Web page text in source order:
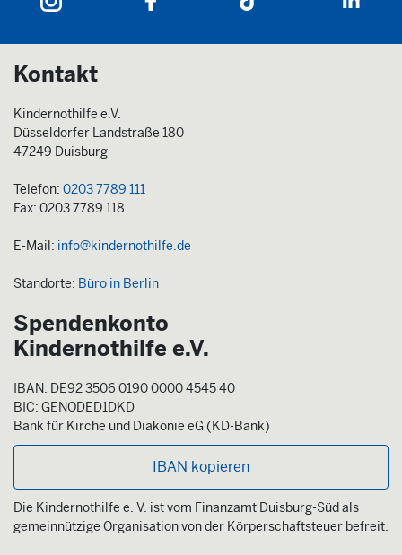
Kontakt
Kindernothilfe e.V.
Düsseldorfer Landstraße 180
47249 Duisburg
Telefon: 0203 7789 111
Fax: 0203 7789 118
E-Mail: info@kindernothilfe.de
Standorte: Büro in Berlin
Spendenkonto
Kindernothilfe e.V.
IBAN: DE92 3506 0190 0000 4545 40
BIC: GENODED1DKD
Bank für Kirche und Diakonie eG (KD-Bank)
IBAN kopieren
Die Kindernothilfe e. V. ist vom Finanzamt Duisburg-Süd als
gemeinnützige Organisation von der Körperschaftsteuer befreit.